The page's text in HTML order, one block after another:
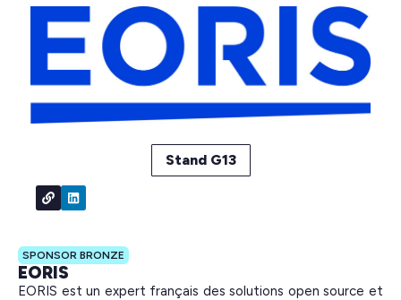
Stand G13
SPONSOR BRONZE
EORIS
EORIS est un expert français des solutions open source et